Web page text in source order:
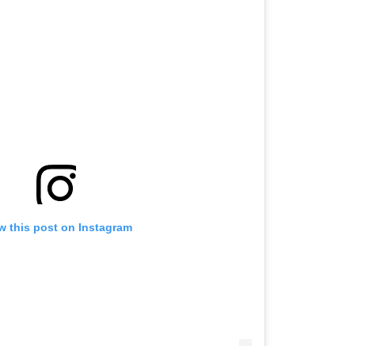
this post on Instagram